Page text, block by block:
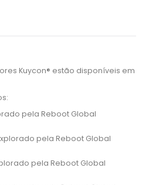
Kuycon® estão disponíveis em
pela Reboot Global
pela Reboot Global
pela Reboot Global